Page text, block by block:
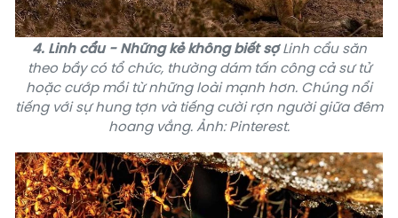
4. Linh cẩu - Những kẻ không biết sợLinh cẩu săn
theo bầy có tổ chức, thường dám tấn công cả sư tử
hoặc cướp mồi từ những loài mạnh hơn. Chúng nổi
tiếng với sự hung tợn và tiếng cười rợn người giữa đêm
hoang vắng. Ảnh: Pinterest.